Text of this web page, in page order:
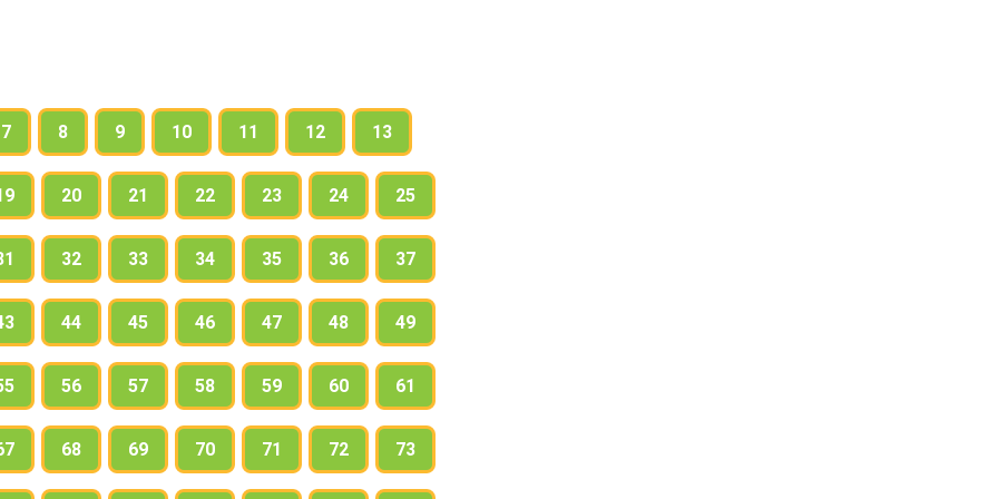
7 8 9 10 11 12 13
20 21 22 23 24 25
32 33 34 35 36 37
44 45 46 47 48 49
56 57 58 59 60 61
68 69 70 71 72 73